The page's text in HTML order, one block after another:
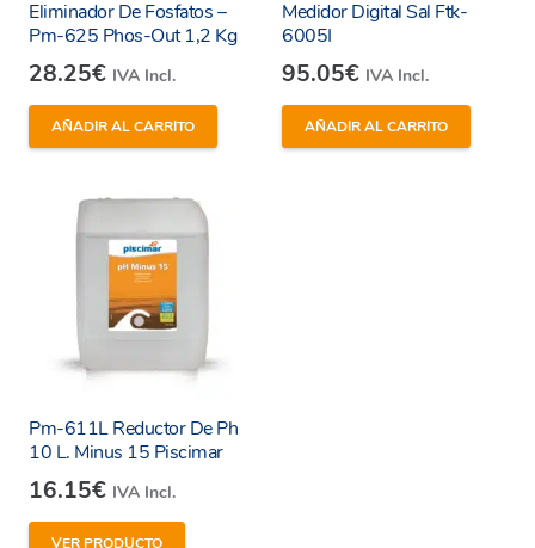
Eliminador De Fosfatos –
Pm-625 Phos-Out 1,2 Kg
28.25€ IVA Incl.
AÑADIR AL CARRITO
Medidor Digital Sal Ftk-
6005I
95.05€ IVA Incl.
AÑADIR AL CARRITO
Pm-611L Reductor De Ph
10 L. Minus 15 Piscimar
16.15€ IVA Incl.
VER PRODUCTO